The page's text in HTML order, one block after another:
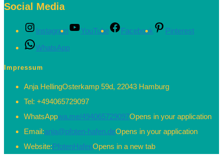
Social Media
Instagram YouTube Facebook
Pinterest
WhatsApp
Impressum
Anja HellingOsterkamp 59d, 22043 Hamburg
Tel: +494065729097
WhatsAppwa.me/494065729097Opens in your application
Email:anja@pfoten-hafen.deOpens in your application
Website:PfotenHafenOpens in a new tab